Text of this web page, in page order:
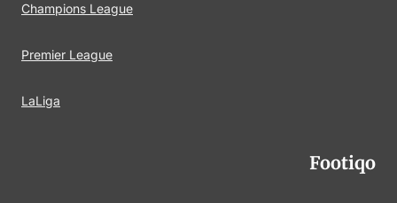
Champions League
Premier League
LaLiga
Footiqo